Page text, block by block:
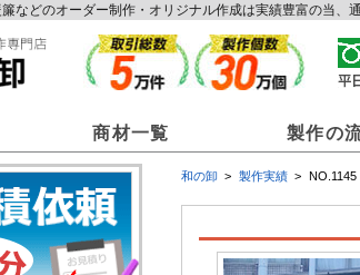
などのオーダー制作・オリジナル作成は実績豊富の当、
商材一覧 製作の
和の卸 製作実績 NO.1145